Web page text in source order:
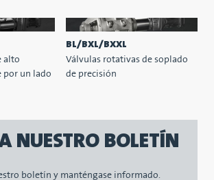
alto
por un lado
BL/BXL/BXXL
Válvulas rotativas de soplado
de precisión
NUESTRO BOLETÍN
boletín y manténgase informado.